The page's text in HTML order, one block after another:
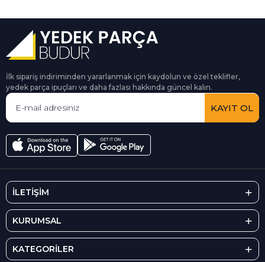
İlk sipariş indiriminden yararlanmak için kaydolun ve özel teklifler,
yedek parça ipuçları ve daha fazlası hakkında güncel kalın.
KAYIT OL
İLETİŞİM
KURUMSAL
KATEGORİLER